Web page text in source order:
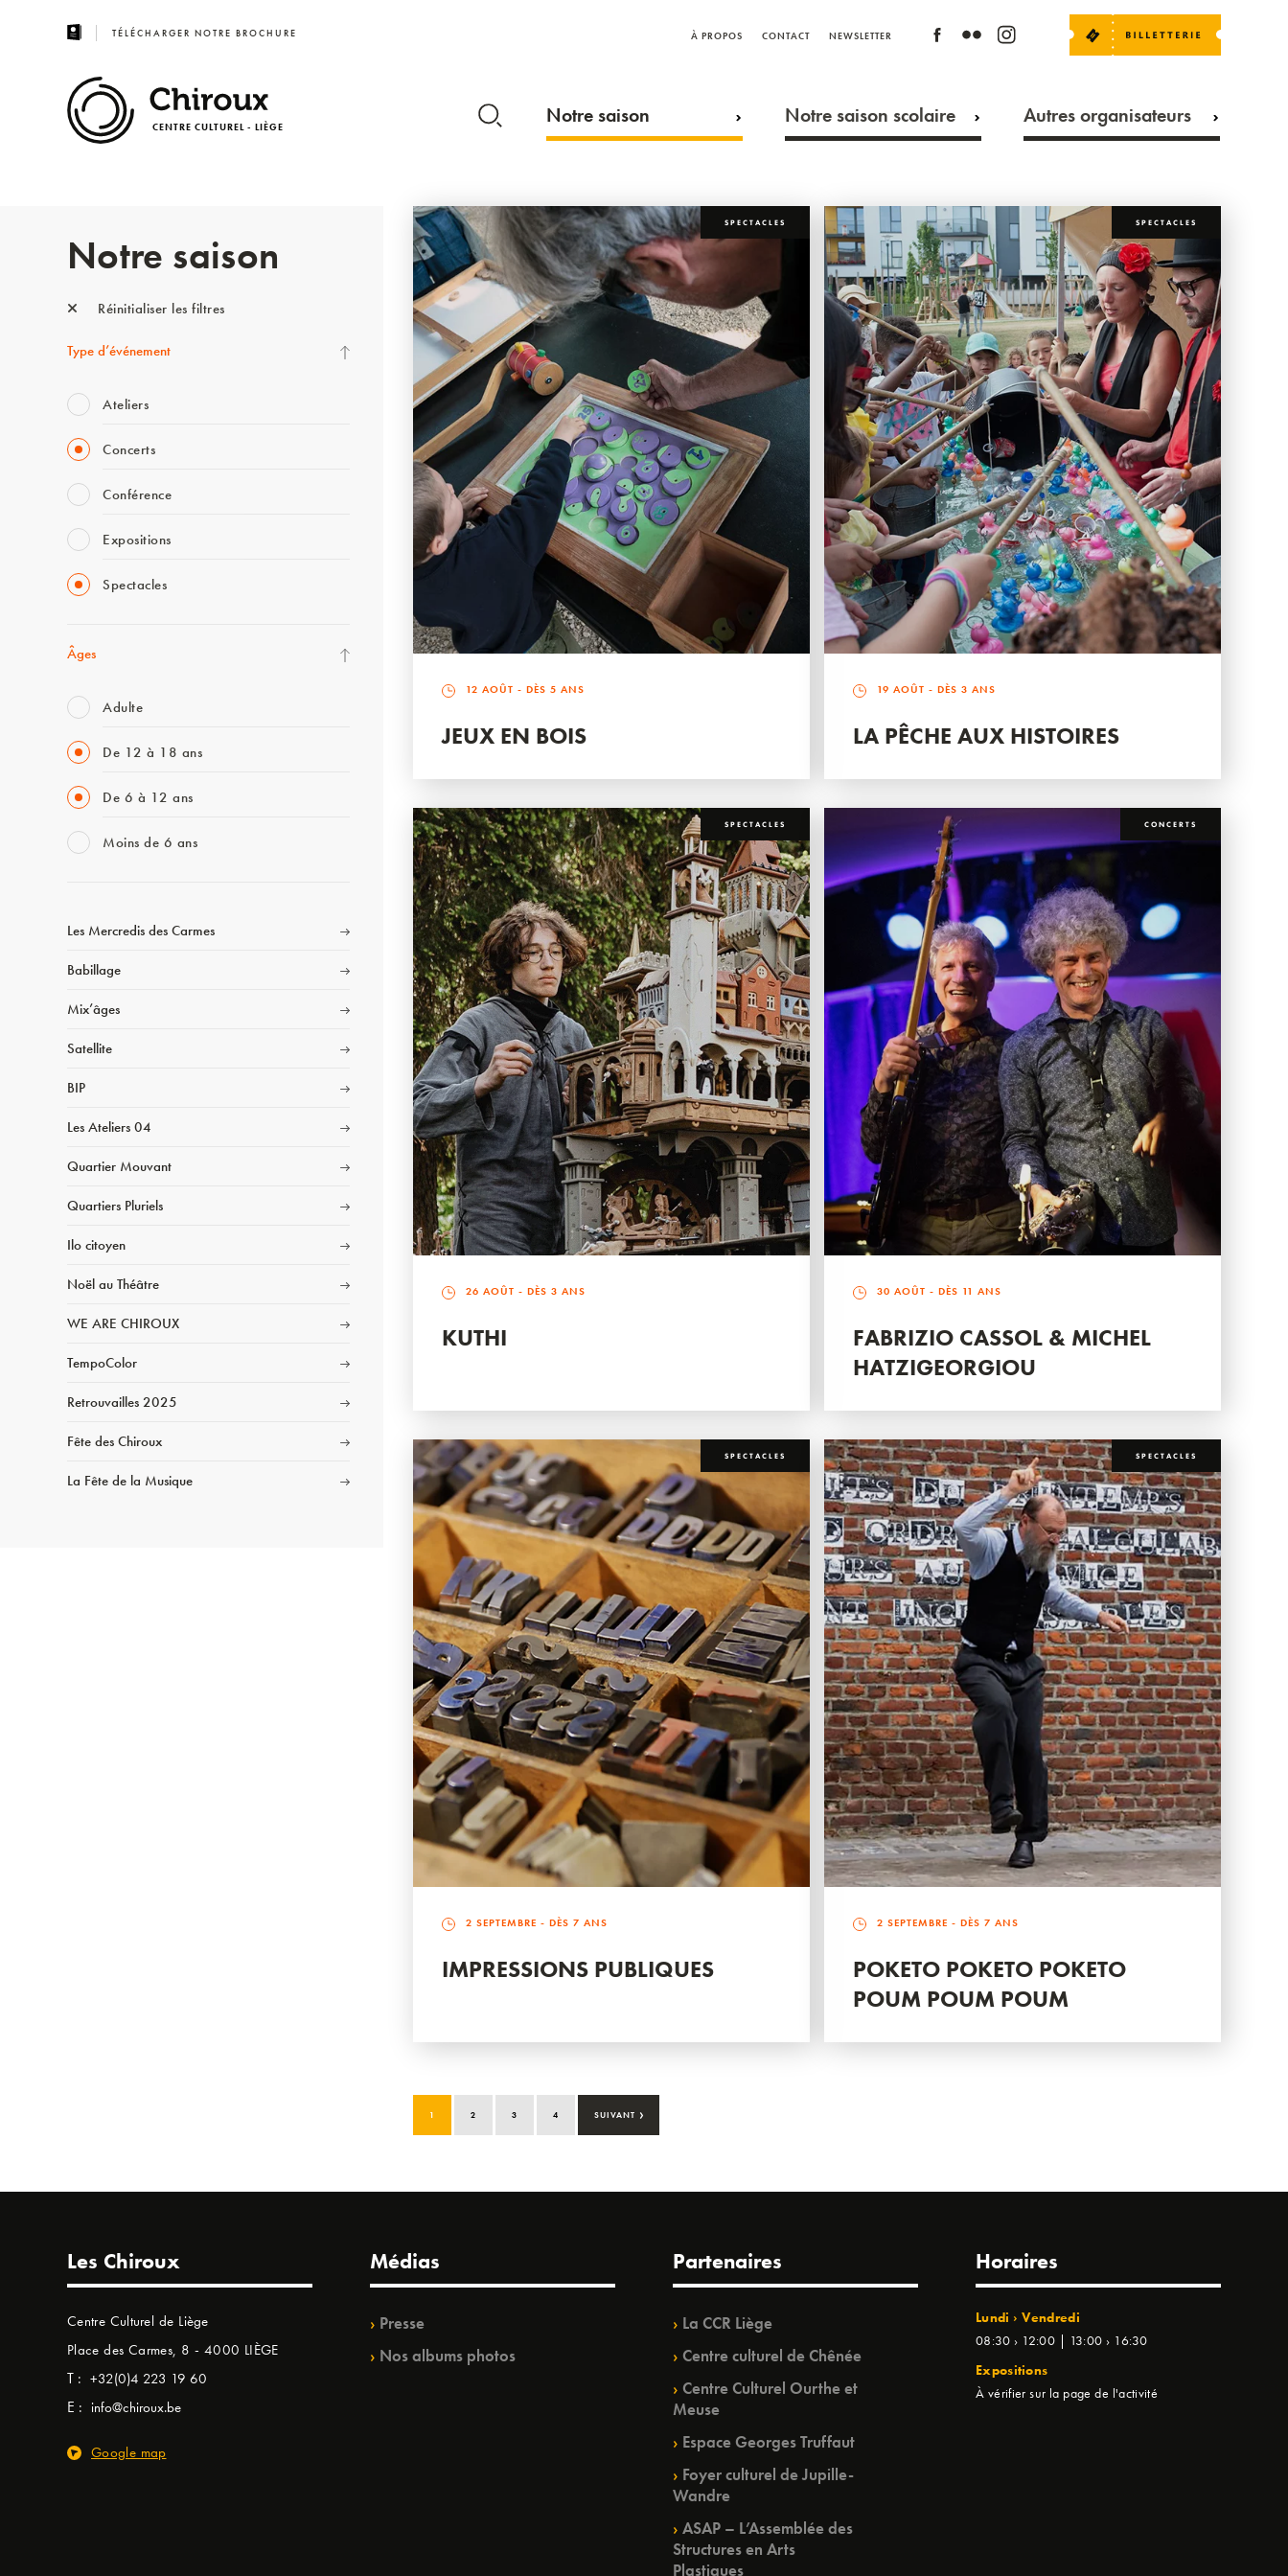
TÉLÉCHARGER NOTRE BROCHURE À PROPOS CONTACT NEWSLETTER
CENTRE CULTUREL - LIÈGE Notre saison Notre saison scolaire Autres organisateurs
Notre saison
Réinitialiser les filtres
Type d’événement
Ateliers
Concerts
Conférence
Expositions
Spectacles
Âges
Adulte
De 12 à 18 ans
De 6 à 12 ans
Moins de 6 ans
Les Mercredis des Carmes
Babillage
Mix’âges
Satellite
BIP
Les Ateliers 04
Quartier Mouvant
Quartiers Pluriels
Ilo citoyen
Noël au Théâtre
WE ARE CHIROUX
TempoColor
Retrouvailles 2025
Fête des Chiroux
La Fête de la Musique
SPECTACLES
12 AOÛT - DÈS 5 ANS
JEUX EN BOIS
SPECTACLES
19 AOÛT - DÈS 3 ANS
LA PÊCHE AUX HISTOIRES
SPECTACLES
26 AOÛT - DÈS 3 ANS
KUTHI
CONCERTS
30 AOÛT - DÈS 11 ANS
FABRIZIO CASSOL & MICHEL
HATZIGEORGIOU
SPECTACLES
2 SEPTEMBRE - DÈS 7 ANS
IMPRESSIONS PUBLIQUES
SPECTACLES
2 SEPTEMBRE - DÈS 7 ANS
POKETO POKETO POKETO
POUM POUM POUM
1 2 3 4 SUIVANT ›
Les Chiroux
Centre Culturel de Liège
Place des Carmes, 8 - 4000 LIÈGE
T : +32(0)4 223 19 60
E : info@chiroux.be
Google map
Médias
Presse
Nos albums photos
Partenaires
La CCR Liège
Centre culturel de Chênée
Centre Culturel Ourthe et
Meuse
Espace Georges Truffaut
Foyer culturel de Jupille-
Wandre
ASAP – L’Assemblée des
Structures en Arts
Plastiques
Horaires
Lundi › Vendredi
08:30 › 12:00 | 13:00 › 16:30
Expositions
À vérifier sur la page de l'activité